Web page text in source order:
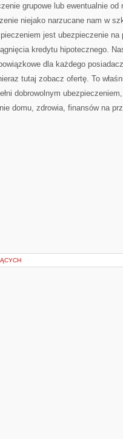
grupowe lub ewentualnie
niejako narzucane nam w
jest ubezpieczenie
kredytu hipotecznego.
dla każdego
tutaj zobacz ofertę. To
dobrowolnym
domu, zdrowia, finansów na